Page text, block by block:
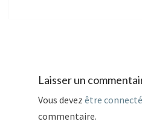
Laisser un
Vous devez être connecté
commentaire.